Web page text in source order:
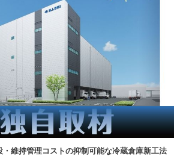
・維持管理コストの抑制可能な冷蔵倉庫新工法